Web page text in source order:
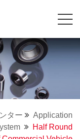
ター
Application
Half Round